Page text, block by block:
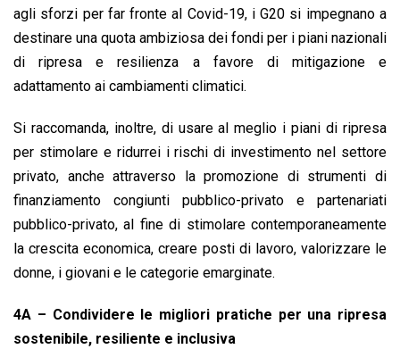
agli sforzi per far fronte al Covid-19, i G20 si impegnano a
destinare una quota ambiziosa dei fondi per i piani nazionali
di ripresa e resilienza a favore di mitigazione e
adattamento ai cambiamenti climatici.
Si raccomanda, inoltre, di usare al meglio i piani di ripresa
per stimolare e ridurrei i rischi di investimento nel settore
privato, anche attraverso la promozione di strumenti di
finanziamento congiunti pubblico-privato e partenariati
pubblico-privato, al fine di stimolare contemporaneamente
la crescita economica, creare posti di lavoro, valorizzare le
donne, i giovani e le categorie emarginate.
4A – Condividere le migliori pratiche per una ripresa
sostenibile, resiliente e inclusiva